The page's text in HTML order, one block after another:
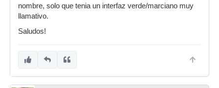
nombre, solo que tenia un interfaz verde/marciano muy
llamativo.
Saludos!